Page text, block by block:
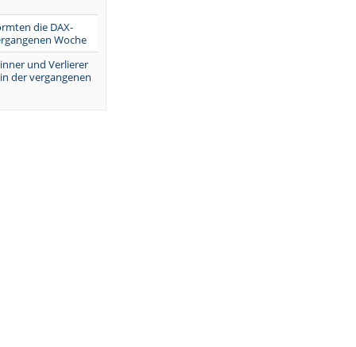
die DAX-
Woche
und Verlierer
der vergangenen